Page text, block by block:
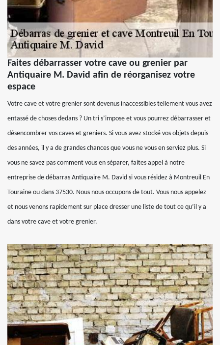
Faites débarrasser votre cave ou grenier par
Antiquaire M. David afin de réorganisez votre
espace
Votre cave et votre grenier sont devenus inaccessibles tellement vous avez
entassé de choses dedans ? Un tri s’impose et vous pourrez débarrasser et
désencombrer vos caves et greniers. Si vous avez stocké vos objets depuis
des années, il y a de grandes chances que vous ne vous en serviez plus. Si
vous ne savez pas comment vous en séparer, faites appel à notre
entreprise de débarras Antiquaire M. David si vous résidez à Montreuil En
Touraine ou dans 37530. Nous nous occupons de tout. Vous nous appelez
et nous venons rapidement sur place dresser une liste de tout ce qu’il y a
dans votre cave et votre grenier.